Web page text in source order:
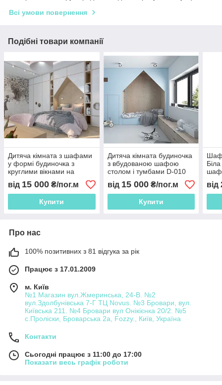
Всі умови повернення
Подібні товари компанії
Дитяча кімната з шафами
у формі будиночка з
круглими вікнами на
фасадах D-015
від 15 000 ₴/пог.м
Купити
Дитяча кімната будиночка
з вбудованою шафою
столом і тумбами D-010
від 15 000₴/пог.м
Купити
від
Про нас
100% позитивних з 81 відгука за рік
Працює з 17.01.2009
м. Київ
№1 Магазин вул.Жмеринська, 24-В. №2
вул.Здолбунівська 7-Г ТЦ Novus. №3 Бровари, вул.
Київська 211. №4 Бровари вул Онікієнка 20/2. №5
с.Проліски, Броварська 2а, Fozzy., Київ, Україна
Контакти
Сьогодні працює з 11:00 до 17:00
Показати весь графік роботи